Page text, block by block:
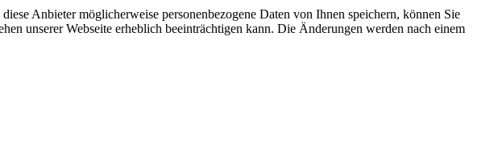
Anbieter möglicherweise personenbezogene Daten von Ihnen speichern, können Sie
unserer Webseite erheblich beeinträchtigen kann. Die Änderungen werden nach einem